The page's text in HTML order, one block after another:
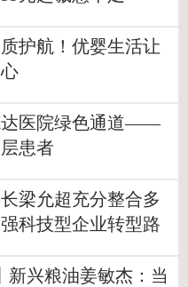
护航！优婴生活让
达医院绿色通道——
患者
梁允超充分整合多
科技型企业转型路
新兴粮油姜敏杰：当